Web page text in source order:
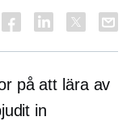
på att lära av
in